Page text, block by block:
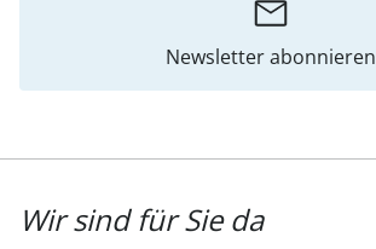
Newsletter abonnieren
Wir sind für Sie da